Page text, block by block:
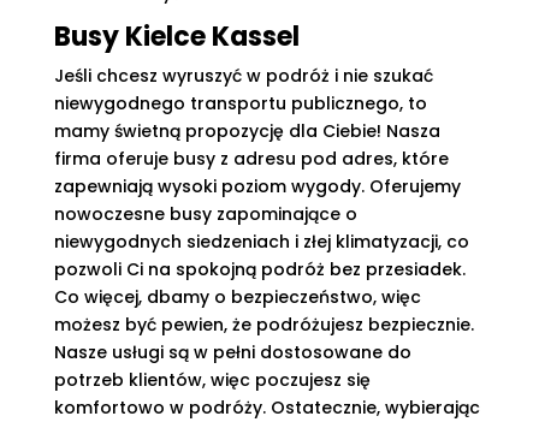
Busy Kielce Kassel
Jeśli chcesz wyruszyć w podróż i nie szukać
niewygodnego transportu publicznego, to
mamy świetną propozycję dla Ciebie! Nasza
firma oferuje busy z adresu pod adres, które
zapewniają wysoki poziom wygody. Oferujemy
nowoczesne busy zapominające o
niewygodnych siedzeniach i złej klimatyzacji, co
pozwoli Ci na spokojną podróż bez przesiadek.
Co więcej, dbamy o bezpieczeństwo, więc
możesz być pewien, że podróżujesz bezpiecznie.
Nasze usługi są w pełni dostosowane do
potrzeb klientów, więc poczujesz się
komfortowo w podróży. Ostatecznie, wybierając